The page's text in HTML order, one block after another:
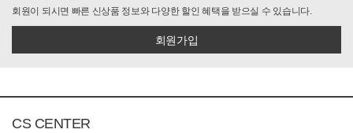
회원이 되시면 빠른 신상품 정보와 다양한 할인 혜택을 받으실 수 있습니다.
회원가입
CS CENTER